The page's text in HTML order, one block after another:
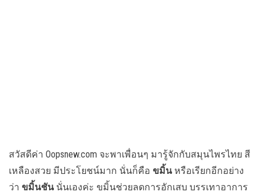
สวัสดีค่า Oopsnew.com จะพาเพื่อนๆ มารู้จักกับสมุนไพรไทย สี
เหลืองสวย มีประโยชน์มาก นั่นก็คือ ขมิ้นหรือเรียกอีกอย่าง
ว่า ขมิ้นชันนั่นเองค่ะ ขมิ้นช่วยลดการอักเสบ บรรเทาอาการ